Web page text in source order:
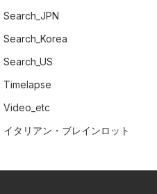
Search_JPN
Search_Korea
Search_US
Timelapse
Video_etc
イタリアン・ブレインロット